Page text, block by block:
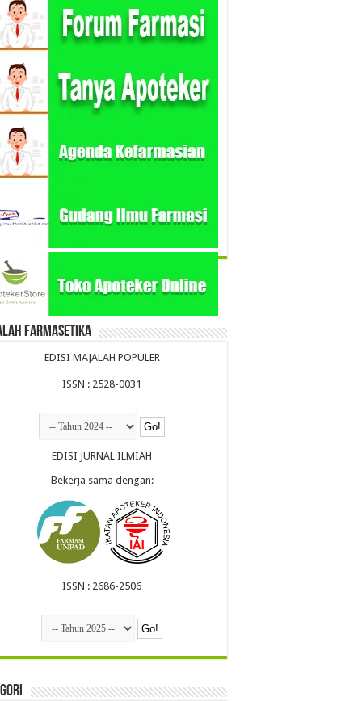
Farmasetika
EDISI MAJALAH POPULER
ISSN : 2528-0031
EDISI JURNAL ILMIAH
Bekerja sama dengan:
ISSN : 2686-2506